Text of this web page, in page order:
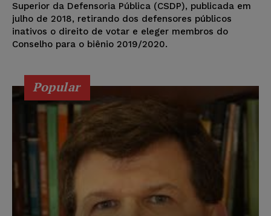
Superior da Defensoria Pública (CSDP), publicada em
julho de 2018, retirando dos defensores públicos
inativos o direito de votar e eleger membros do
Conselho para o biênio 2019/2020.
Popular